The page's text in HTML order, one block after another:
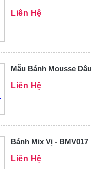
Liên Hệ
Mẫu Bánh Mousse
Liên Hệ
Bánh Mix Vị - BMV017
Liên Hệ